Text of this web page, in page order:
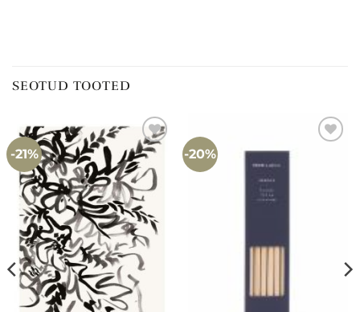
SEOTUD TOOTED
-21% -20%